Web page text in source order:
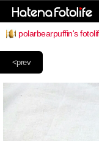
polarbearpuffin's
<prev